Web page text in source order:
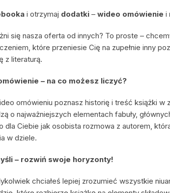
i otrzymaj dodatki – wideo omówienie i
się nasza oferta od innych? To proste –
które przeniesie Cię na zupełnie inny
z literaturą.
– na co możesz liczyć?
omówieniu poznasz historię i treść książki w
o najważniejszych elementach fabuły,
dla Ciebie jak osobista rozmowa z autorem,
w dziele.
– rozwiń swoje horyzonty!
chciałeś lepiej zrozumieć wszystkie